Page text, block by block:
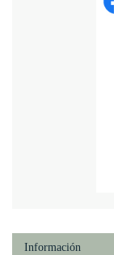
Información